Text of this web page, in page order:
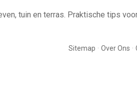
tuin en terras. Praktische tips
Sitemap · Over Ons ·